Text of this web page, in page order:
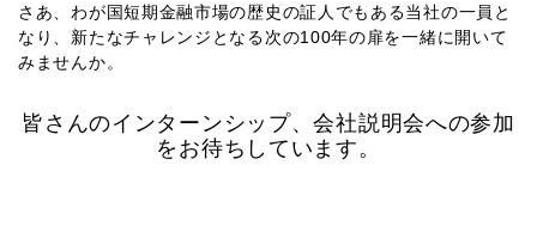
さあ、わが国短期金融市場の歴史の証人でもある当社の一員と
なり、新たなチャレンジとなる次の100年の扉を一緒に開いて
みませんか。
皆さんのインターンシップ、会社説明会への参加
をお待ちしています。